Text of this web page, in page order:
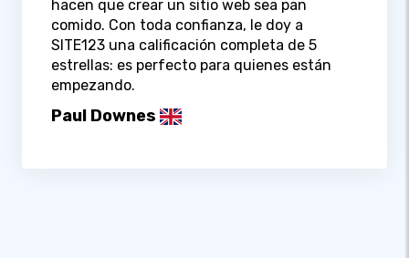
hacen que crear un sitio web sea pan
comido. Con toda confianza, le doy a
SITE123 una calificación completa de 5
estrellas: es perfecto para quienes están
empezando.
Paul Downes